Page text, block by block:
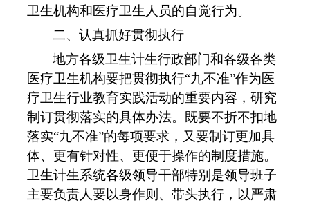
卫生机构和医疗卫生人员的自觉行为。
二、认真抓好贯彻执行
地方各级卫生计生行政部门和各级各类
医疗卫生机构要把贯彻执行“九不准”作为医
疗卫生行业教育实践活动的重要内容，研究
制订贯彻落实的具体办法。既要不折不扣地
落实“九不准”的每项要求，又要制订更加具
体、更有针对性、更便于操作的制度措施。
卫生计生系统各级领导干部特别是领导班子
主要负责人要以身作则、带头执行，以严肃